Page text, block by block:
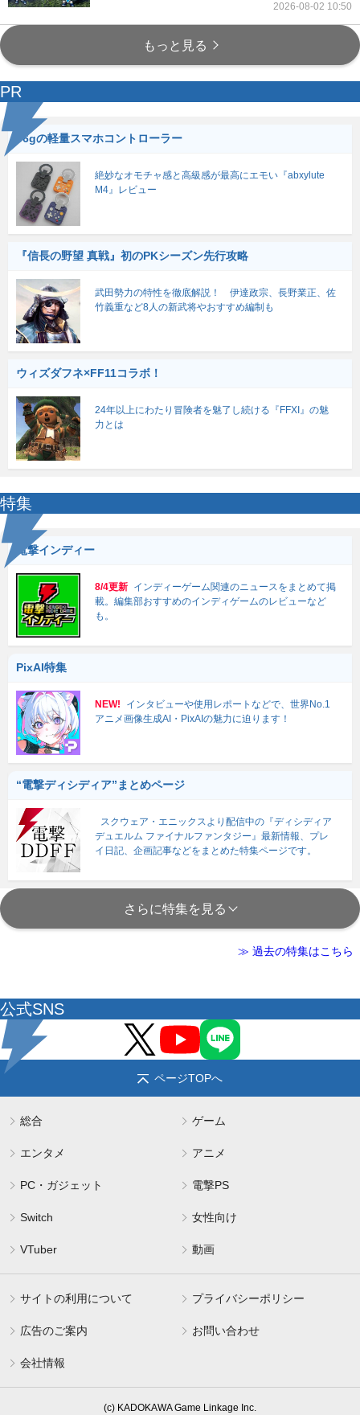
2026-08-02 10:50
もっと見る
PR
56gの軽量スマホコントローラー
絶妙なオモチャ感と高級感が最高にエモい『abxylute
M4』レビュー
『信長の野望 真戦』初のPKシーズン先行攻略
武田勢力の特性を徹底解説！ 伊達政宗、長野業正、佐
竹義重など8人の新武将やおすすめ編制も
ウィズダフネ×FF11コラボ！
24年以上にわたり冒険者を魅了し続ける『FFXI』の魅
力とは
特集
電撃インディー
8/4更新 インディーゲーム関連のニュースをまとめて掲
載。編集部おすすめのインディゲームのレビューなど
も。
PixAI特集
NEW!
インタビューや使用レポートなどで、世界No.1
アニメ画像生成AI・PixAIの魅力に迫ります！
“電撃ディシディア”まとめページ
スクウェア・エニックスより配信中の『ディシディア
デュエルム ファイナルファンタジー』最新情報、プレ
イ日記、企画記事などをまとめた特集ページです。
さらに特集を見る
≫ 過去の特集はこちら
公式SNS
ページTOPへ
総合 ゲーム
エンタメ アニメ
PC・ガジェット 電撃PS
Switch 女性向け
VTuber 動画
サイトの利用について プライバシーポリシー
広告のご案内 お問い合わせ
会社情報
(c) KADOKAWA Game Linkage Inc.